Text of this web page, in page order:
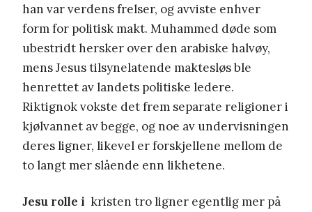
han var verdens frelser, og avviste enhver
form for politisk makt. Muhammed døde som
ubestridt hersker over den arabiske halvøy,
mens Jesus tilsynelatende maktesløs ble
henrettet av landets politiske ledere.
Riktignok vokste det frem separate religioner i
kjølvannet av begge, og noe av undervisningen
deres ligner, likevel er forskjellene mellom de
to langt mer slående enn likhetene.
Jesu rolle i kristen tro ligner egentlig mer på